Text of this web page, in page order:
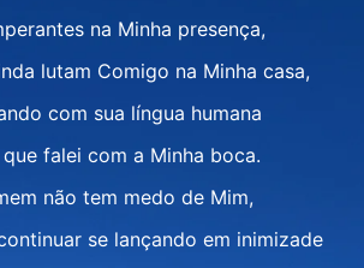
na Minha presença,
lutam Comigo na Minha casa,
com sua língua humana
falei com a Minha boca.
não tem medo de Mim,
se lançando em inimizade